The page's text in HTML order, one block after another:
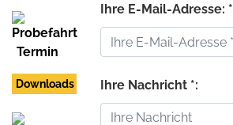
Termin
Downloads
Ihre E-Mail-Adresse: *
Ihre Nachricht *: